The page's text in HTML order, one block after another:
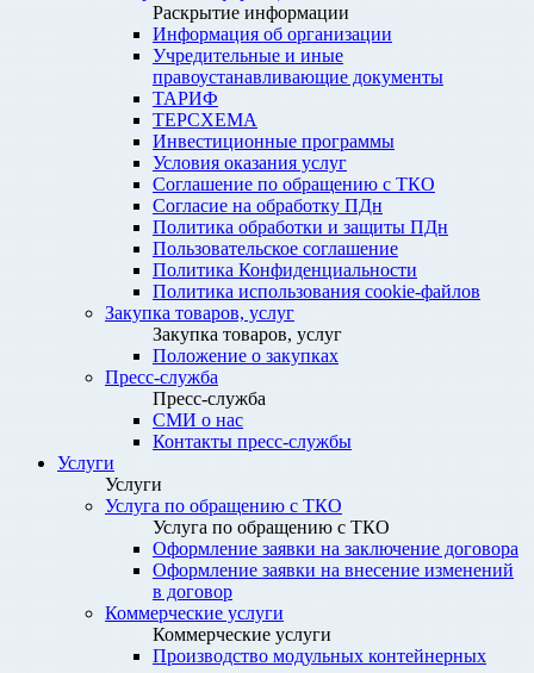
Раскрытие информации
Информация об организации
Учредительные и иные
правоустанавливающие документы
ТАРИФ
ТЕРСХЕМА
Инвестиционные программы
Условия оказания услуг
Соглашение по обращению с ТКО
Согласие на обработку ПДн
Политика обработки и защиты ПДн
Пользовательское соглашение
Политика Конфиденциальности
Политика использования cookie-файлов
Закупка товаров, услуг
Закупка товаров, услуг
Положение о закупках
Пресс-служба
Пресс-служба
СМИ о нас
Контакты пресс-службы
Услуги
Услуги
Услуга по обращению с ТКО
Услуга по обращению с ТКО
Оформление заявки на заключение договора
Оформление заявки на внесение изменений
в договор
Коммерческие услуги
Коммерческие услуги
Производство модульных контейнерных